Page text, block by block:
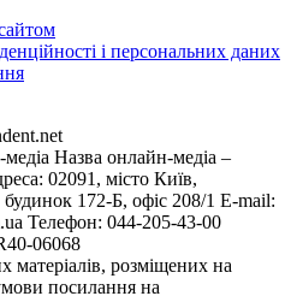
і персональних даних
Назва онлайн-медіа –
02091, місто Київ,
172-Б, офіс 208/1 E-mail:
Телефон: 044-205-43-00
06068
матеріалів, розміщених на
посилання на